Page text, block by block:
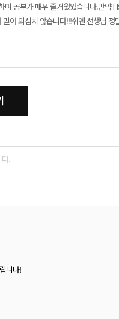
공부가 매우 즐거웠었습니다.만약
어 의심치 않습니다!!!쉬엔 선생님
니다!